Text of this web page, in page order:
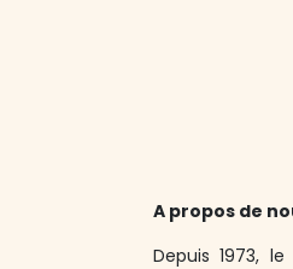
A propos de
Depuis 1973,